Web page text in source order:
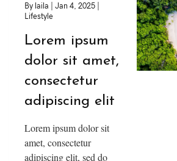
By laila Jan 4, 2025
Lifestyle
Lorem ipsum
dolor sit amet,
consectetur
adipiscing elit
Lorem ipsum dolor sit
amet, consectetur
adipiscing elit, sed do